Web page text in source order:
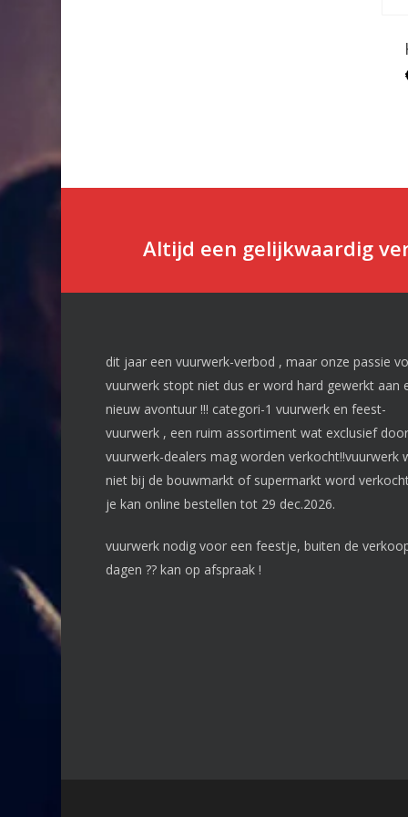
Altijd een gelijkwaardig
dit jaar een vuurwerk-verbod , maar onze passie
vuurwerk stopt niet dus er word hard gewerkt aan
nieuw avontuur !!! categori-1 vuurwerk en feest-
vuurwerk , een ruim assortiment wat exclusief
vuurwerk-dealers mag worden verkocht!!vuurwerk
niet bij de bouwmarkt of supermarkt word
je kan online bestellen tot 29 dec.2026.
vuurwerk nodig voor een feestje, buiten de
dagen ?? kan op afspraak !